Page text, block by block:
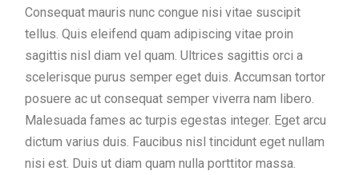
Consequat mauris nunc congue nisi vitae suscipit
tellus. Quis eleifend quam adipiscing vitae proin
sagittis nisl diam vel quam. Ultrices sagittis orci a
scelerisque purus semper eget duis. Accumsan tortor
posuere ac ut consequat semper viverra nam libero.
Malesuada fames ac turpis egestas integer. Eget arcu
dictum varius duis. Faucibus nisl tincidunt eget nullam
nisi est. Duis ut diam quam nulla porttitor massa.